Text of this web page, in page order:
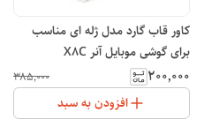
کاور قاب گارد مدل ژله ای مناسب
برای گوشی موبایل آنر X8C
۲۰۰٬۰۰۰ ۳۸۵٬۰۰۰
افزودن به سبد